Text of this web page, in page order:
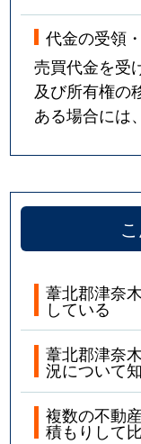
代金の受領
売買代金を受
及び所有権の
ある場合には
葦北郡津奈
している
葦北郡津奈
況について
複数の不動
積もりして